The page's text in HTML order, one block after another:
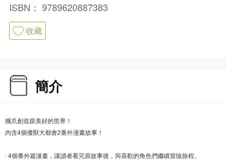
ISBN： 9789620887383
收藏
簡介
攜爪創造跟美好的世界！
內含4個優獸大都會2番外漫畫故事！
· 4個番外篇漫畫，讓讀者看完原故事後，與喜歡的角色們繼續冒險旅程。